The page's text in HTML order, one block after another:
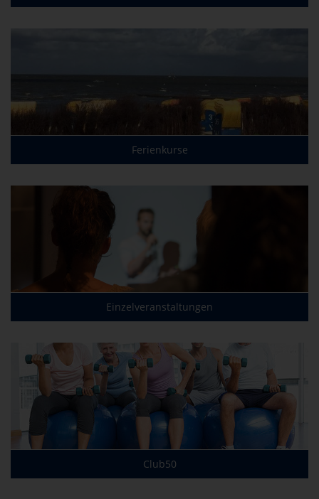
Ferienkurse
Einzelveranstaltungen
Club50